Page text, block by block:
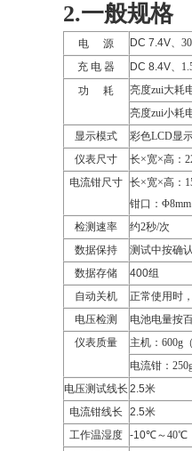
2.一般规格
电 源 DC 7.4V、
充 电 器
DC 8.4V、
功
耗
亮度zui大耗
亮度zui小耗
显示模式
彩色LCD显
仪表尺寸
长×宽×高：
电流钳尺寸 长×宽×高：
钳口：Φ8mm
检测速率
约2秒/次
数据保持
测试中按确
数据存储
400组
自动关机
正常使用时
电压检测
电池电量按
仪表质量
主机： 600g
电流钳：
电压测试线长 2.5米
电流钳线长
2.5米
工作温湿度 -10℃～40℃